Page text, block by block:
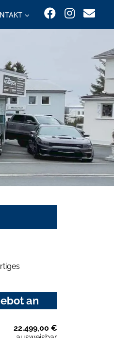
an
22.499,00 €